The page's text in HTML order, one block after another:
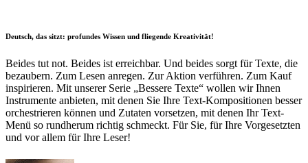
Deutsch, das sitzt: profundes Wissen und fliegende Kreativität!
Beides tut not. Beides ist erreichbar. Und beides sorgt für Texte, die
bezaubern. Zum Lesen anregen. Zur Aktion verführen. Zum Kauf
inspirieren. Mit unserer Serie „Bessere Texte“ wollen wir Ihnen
Instrumente anbieten, mit denen Sie Ihre Text-Kompositionen besser
orchestrieren können und Zutaten vorsetzen, mit denen Ihr Text-
Menü so rundherum richtig schmeckt. Für Sie, für Ihre Vorgesetzten
und vor allem für Ihre Leser!